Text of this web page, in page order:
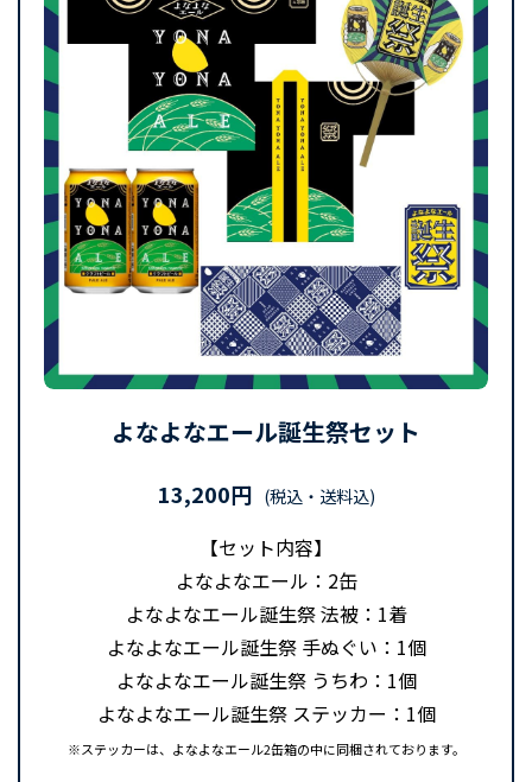
よなよなエール誕生祭セット
13,200円 (税込・送料込)
【セット内容】
よなよなエール：2缶
よなよなエール誕生祭 法被：1着
よなよなエール誕生祭 手ぬぐい：1個
よなよなエール誕生祭 うちわ：1個
よなよなエール誕生祭 ステッカー：1個
※ステッカーは、よなよなエール2缶箱の中に同梱されております。